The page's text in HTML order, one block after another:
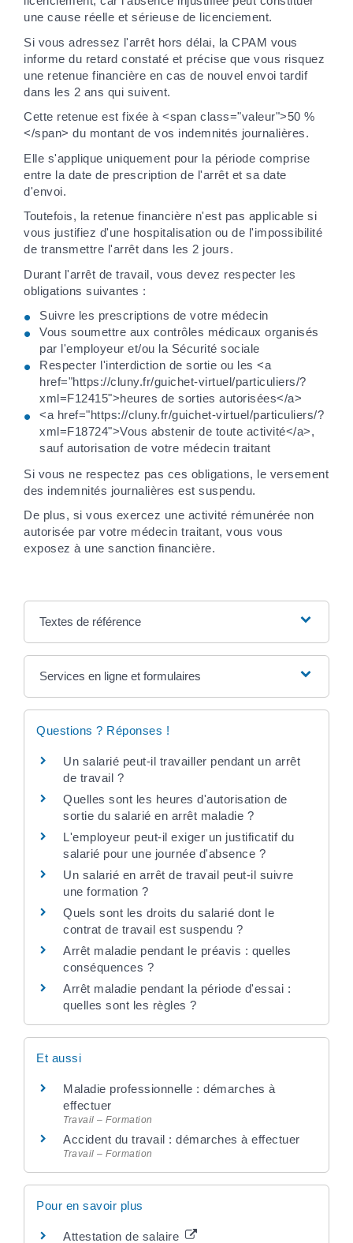
une cause réelle et sérieuse de licenciement.
Si vous adressez l'arrêt hors délai, la CPAM vous
informe du retard constaté et précise que vous risquez
une retenue financière en cas de nouvel envoi tardif
dans les 2 ans qui suivent.
Cette retenue est fixée à <span class="valeur">50 %
</span> du montant de vos indemnités journalières.
Elle s'applique uniquement pour la période comprise
entre la date de prescription de l'arrêt et sa date
d'envoi.
Toutefois, la retenue financière n'est pas applicable si
vous justifiez d'une hospitalisation ou de l'impossibilité
de transmettre l'arrêt dans les 2 jours.
Durant l'arrêt de travail, vous devez respecter les
obligations suivantes :
Suivre les prescriptions de votre médecin
Vous soumettre aux contrôles médicaux organisés
par l'employeur et/ou la Sécurité sociale
Respecter l'interdiction de sortie ou les <a
href="https://cluny.fr/guichet-virtuel/particuliers/?
xml=F12415">heures de sorties autorisées</a>
<a href="https://cluny.fr/guichet-virtuel/particuliers/?
xml=F18724">Vous abstenir de toute activité</a>,
sauf autorisation de votre médecin traitant
Si vous ne respectez pas ces obligations, le versement
des indemnités journalières est suspendu.
De plus, si vous exercez une activité rémunérée non
autorisée par votre médecin traitant, vous vous
exposez à une sanction financière.
Textes de référence
Services en ligne et formulaires
Questions ? Réponses !
Un salarié peut-il travailler pendant un arrêt
de travail ?
Quelles sont les heures d'autorisation de
sortie du salarié en arrêt maladie ?
L'employeur peut-il exiger un justificatif du
salarié pour une journée d'absence ?
Un salarié en arrêt de travail peut-il suivre
une formation ?
Quels sont les droits du salarié dont le
contrat de travail est suspendu ?
Arrêt maladie pendant le préavis : quelles
conséquences ?
Arrêt maladie pendant la période d'essai :
quelles sont les règles ?
Et aussi
Maladie professionnelle : démarches à
effectuer
Travail – Formation
Accident du travail : démarches à effectuer
Travail – Formation
Pour en savoir plus
Attestation de salaire